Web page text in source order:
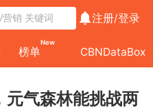
注册/登录
榜单
New
CBNDataBox
元气森林能挑战两